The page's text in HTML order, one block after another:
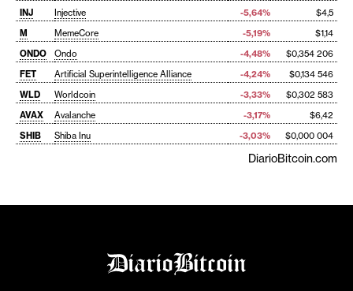
INJ Injective -5,64%
$4,5
M
MemeCore -5,19%
$1,14
ONDO
Ondo -4,48%
$0,354 206
FET
Artificial Superintelligence Alliance -4,24%
$0,134 546
WLD
Worldcoin -3,33%
$0,302 583
AVAX
Avalanche -3,17%
$6,42
SHIB
Shiba Inu -3,03% $0,000 004
DiarioBitcoin.com